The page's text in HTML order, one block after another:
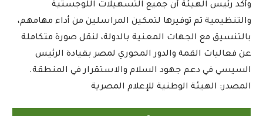
وأكد رئيس الهيئة أن جميع التسهيلات اللوجستية
والتنظيمية تم توفيرها لتمكين المراسلين من أداء مهامهم،
بالتنسيق مع الجهات المعنية بالدولة، لنقل صورة متكاملة
عن فعاليات القمة والدور المحوري لمصر بقيادة الرئيس
السيسي في دعم جهود السلام والاستقرار في المنطقة.
المصدر: الهيئة الوطنية للإعلام المصرية